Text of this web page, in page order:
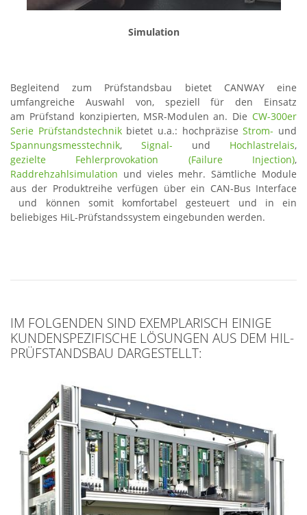
Simulation
Begleitend zum Prüfstandsbau bietet CANWAY eine
umfangreiche Auswahl von, speziell für den Einsatz
am Prüfstand konzipierten, MSR-Modulen an. Die CW-300er
Serie Prüfstandstechnikbietet u.a.: hochpräziseStrom- und
Spannungsmesstechnik, Signal- und Hochlastrelais,
gezielte Fehlerprovokation (Failure Injection),
Raddrehzahlsimulation und vieles mehr. Sämtliche Module
aus der Produktreihe verfügen über ein CAN-Bus Interface
und können somit komfortabel gesteuert und in ein
beliebiges HiL-Prüfstandssystem eingebunden werden.
IM FOLGENDEN SIND EXEMPLARISCH EINIGE
KUNDENSPEZIFISCHE LÖSUNGEN AUS DEM HIL-
PRÜFSTANDSBAU DARGESTELLT: